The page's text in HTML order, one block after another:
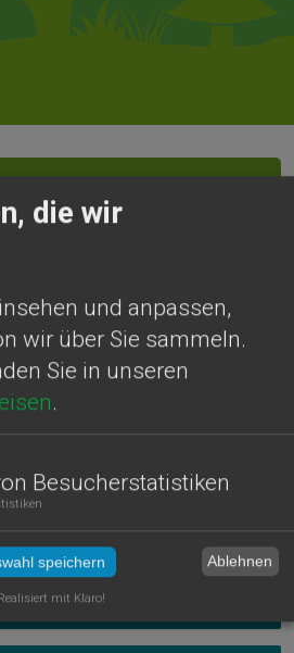
Schädlinge
die wir
und anpassen,
wir über Sie sammeln.
Sie in unseren
.
Besucherstatistiken
speichern Ablehnen
mit Klaro!